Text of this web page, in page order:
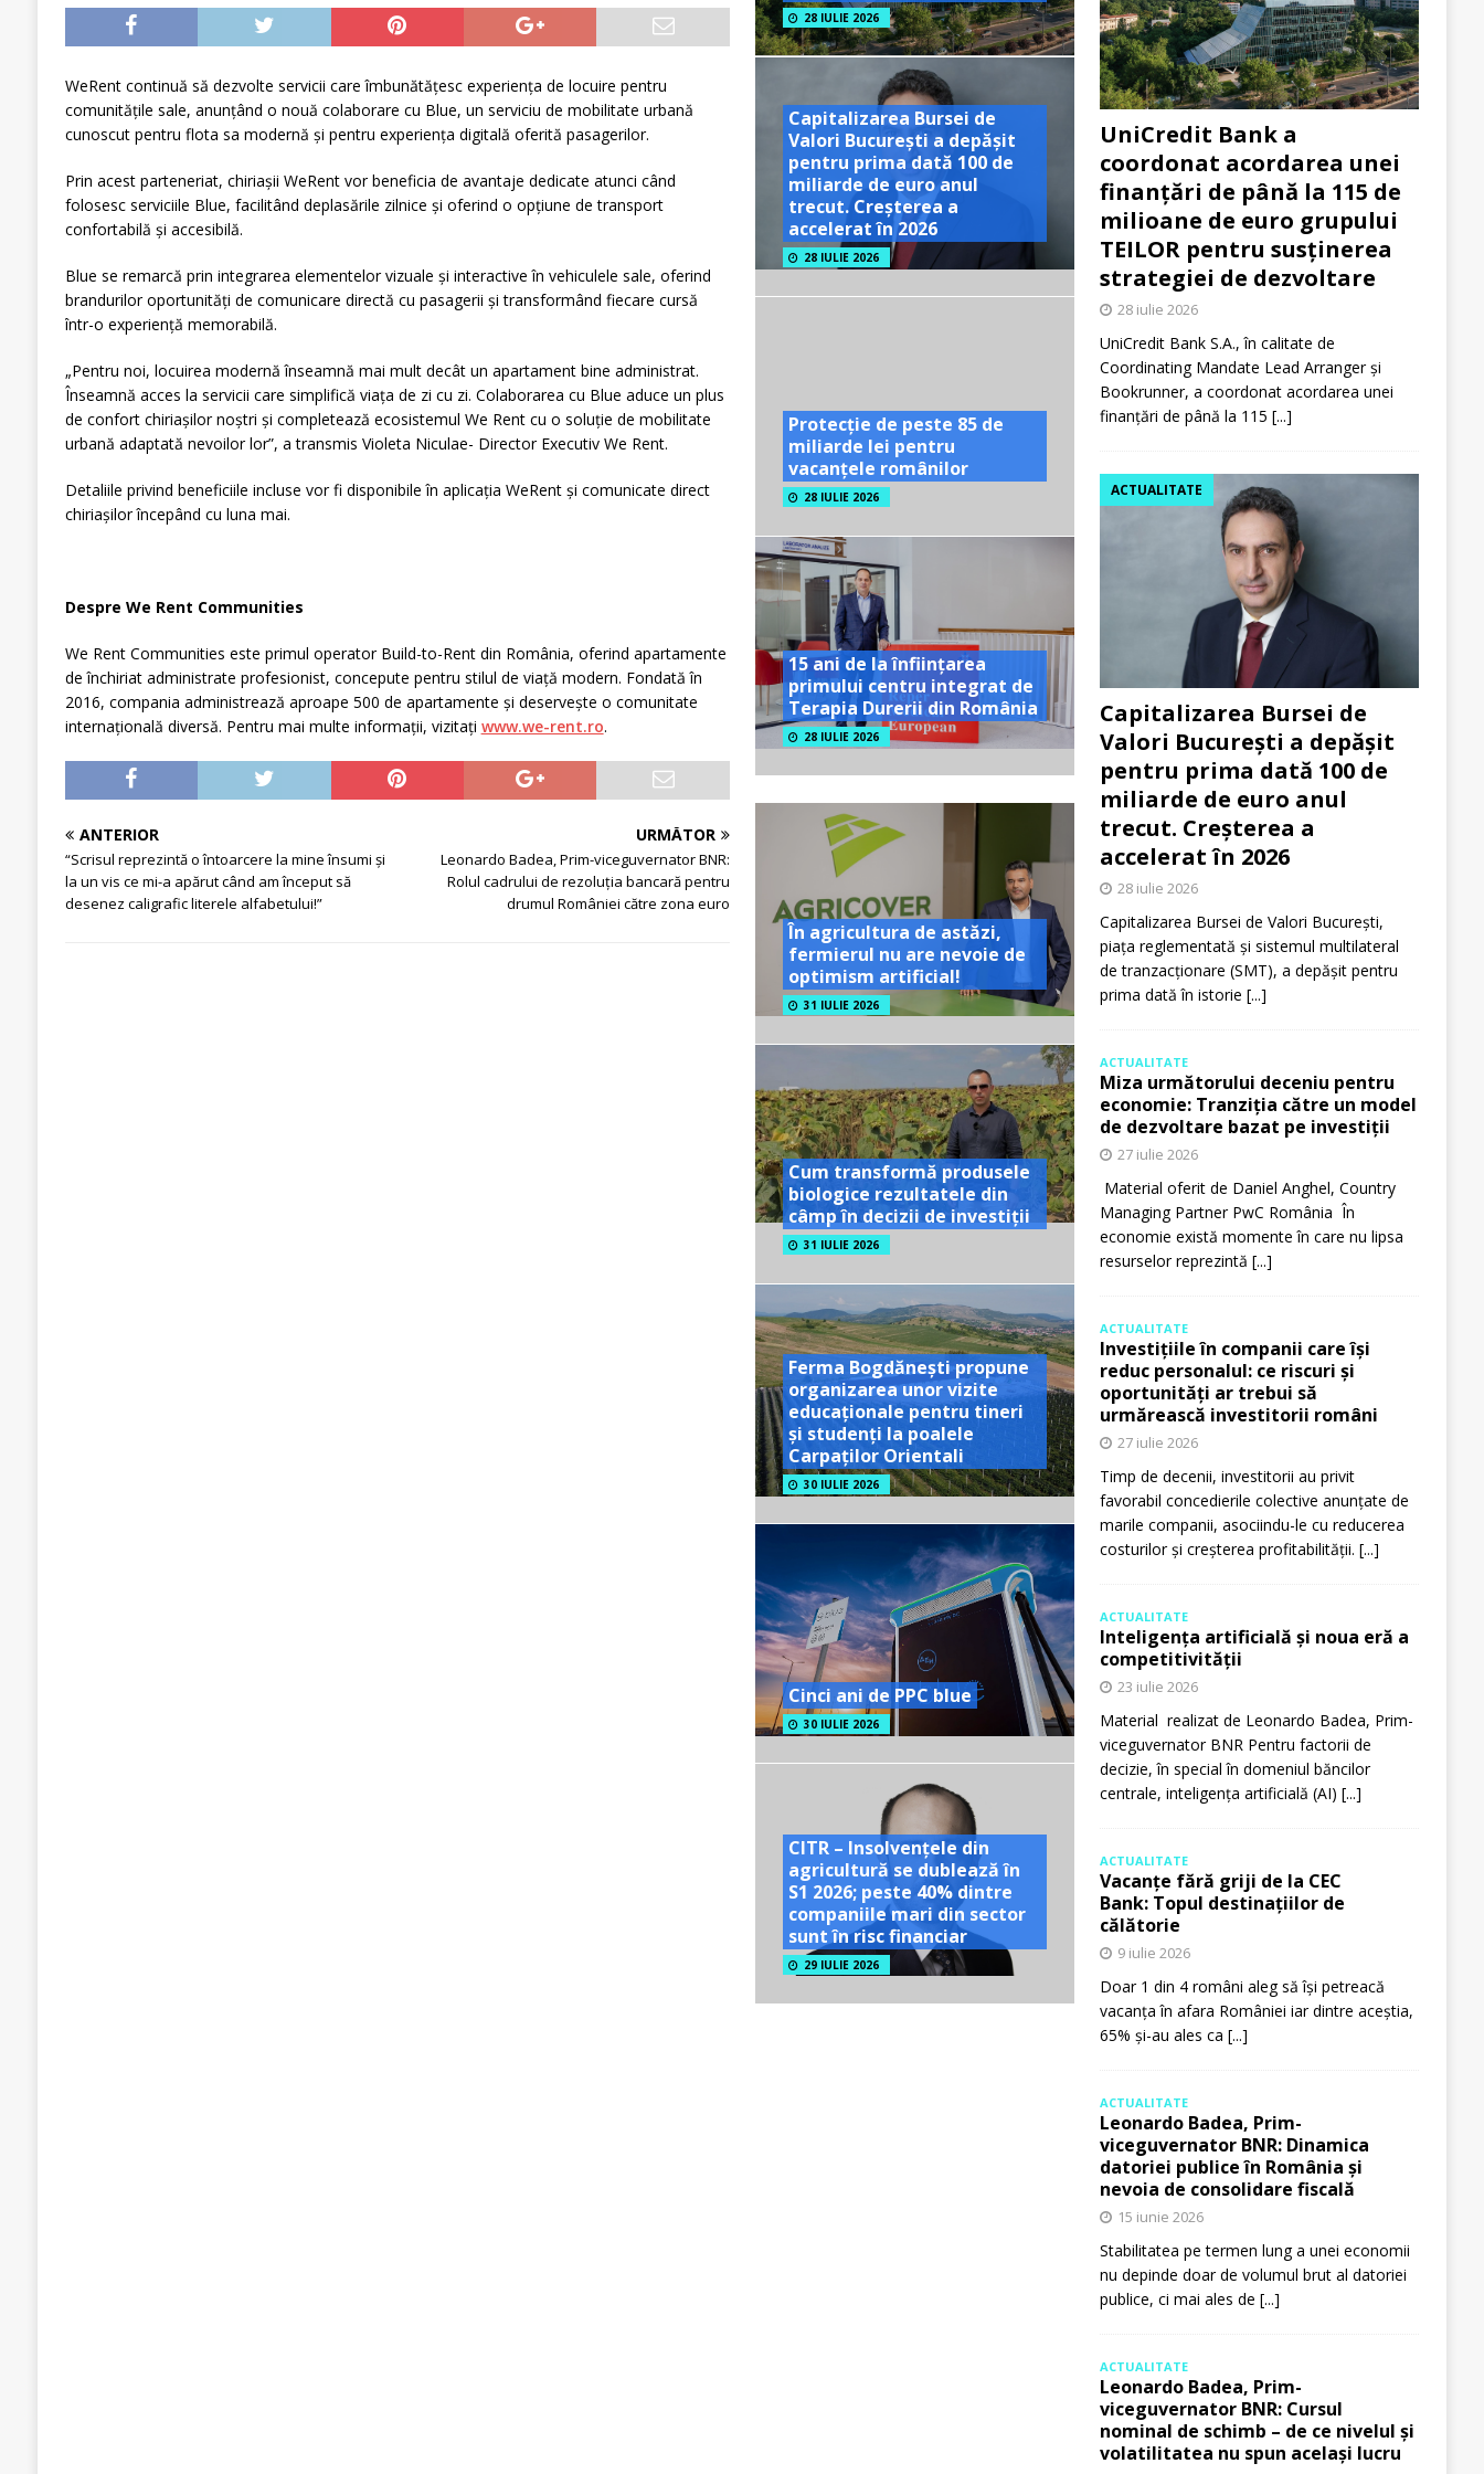
WeRent continuă să dezvolte servicii care îmbunătățesc experiența de locuire pentru
comunitățile sale, anunțând o nouă colaborare cu Blue, un serviciu de mobilitate urbană
cunoscut pentru flota sa modernă și pentru experiența digitală oferită pasagerilor.
Prin acest parteneriat, chiriașii WeRent vor beneficia de avantaje dedicate atunci când
folosesc serviciile Blue, facilitând deplasările zilnice și oferind o opțiune de transport
confortabilă și accesibilă.
Blue se remarcă prin integrarea elementelor vizuale și interactive în vehiculele sale, oferind
brandurilor oportunități de comunicare directă cu pasagerii și transformând fiecare cursă
într-o experiență memorabilă.
„Pentru noi, locuirea modernă înseamnă mai mult decât un apartament bine administrat.
Înseamnă acces la servicii care simplifică viața de zi cu zi. Colaborarea cu Blue aduce un plus
de confort chiriașilor noștri și completează ecosistemul We Rent cu o soluție de mobilitate
urbană adaptată nevoilor lor”, a transmis Violeta Niculae- Director Executiv We Rent.
Detaliile privind beneficiile incluse vor fi disponibile în aplicația WeRent și comunicate direct
chiriașilor începând cu luna mai.
Despre We Rent Communities
We Rent Communities este primul operator Build-to-Rent din România, oferind apartamente
de închiriat administrate profesionist, concepute pentru stilul de viață modern. Fondată în
2016, compania administrează aproape 500 de apartamente și deservește o comunitate
internațională diversă. Pentru mai multe informații, vizitați www.we-rent.ro.
ANTERIOR
“Scrisul reprezintă o întoarcere la mine însumi și
la un vis ce mi-a apărut când am început să
desenez caligrafic literele alfabetului!”
URMĂTOR
Leonardo Badea, Prim-viceguvernator BNR:
Rolul cadrului de rezoluția bancară pentru
drumul României către zona euro
28 IULIE 2026
Capitalizarea Bursei de
Valori București a depășit
pentru prima dată 100 de
miliarde de euro anul
trecut. Creșterea a
accelerat în 2026
28 IULIE 2026
Protecție de peste 85 de
miliarde lei pentru
vacanțele românilor
28 IULIE 2026
15 ani de la înființarea
primului centru integrat de
Terapia Durerii din România
28 IULIE 2026
În agricultura de astăzi,
fermierul nu are nevoie de
optimism artificial!
31 IULIE 2026
Cum transformă produsele
biologice rezultatele din
câmp în decizii de investiții
31 IULIE 2026
Ferma Bogdănești propune
organizarea unor vizite
educaționale pentru tineri
și studenți la poalele
Carpaților Orientali
30 IULIE 2026
Cinci ani de PPC blue
30 IULIE 2026
CITR – Insolvențele din
agricultură se dublează în
S1 2026; peste 40% dintre
companiile mari din sector
sunt în risc financiar
29 IULIE 2026
UniCredit Bank a
coordonat acordarea unei
finanțări de până la 115 de
milioane de euro grupului
TEILOR pentru susținerea
strategiei de dezvoltare
28 iulie 2026
UniCredit Bank S.A., în calitate de
Coordinating Mandate Lead Arranger și
Bookrunner, a coordonat acordarea unei
finanțări de până la 115 [...]
Capitalizarea Bursei de
Valori București a depășit
pentru prima dată 100 de
miliarde de euro anul
trecut. Creșterea a
accelerat în 2026
ACTUALITATE
28 iulie 2026
Capitalizarea Bursei de Valori București,
piața reglementată și sistemul multilateral
de tranzacționare (SMT), a depășit pentru
prima dată în istorie [...]
ACTUALITATE
Miza următorului deceniu pentru
economie: Tranziția către un model
de dezvoltare bazat pe investiții
27 iulie 2026
Material oferit de Daniel Anghel, Country
Managing Partner PwC România În
economie există momente în care nu lipsa
resurselor reprezintă [...]
ACTUALITATE
Investițiile în companii care își
reduc personalul: ce riscuri și
oportunități ar trebui să
urmărească investitorii români
27 iulie 2026
Timp de decenii, investitorii au privit
favorabil concedierile colective anunțate de
marile companii, asociindu-le cu reducerea
costurilor și creșterea profitabilității. [...]
ACTUALITATE
Inteligența artificială și noua eră a
competitivității
23 iulie 2026
Material realizat de Leonardo Badea, Prim-
viceguvernator BNR Pentru factorii de
decizie, în special în domeniul băncilor
centrale, inteligența artificială (AI) [...]
ACTUALITATE
Vacanțe fără griji de la CEC
Bank: Topul destinațiilor de
călătorie
9 iulie 2026
Doar 1 din 4 români aleg să își petreacă
vacanța în afara României iar dintre aceștia,
65% și-au ales ca [...]
ACTUALITATE
Leonardo Badea, Prim-
viceguvernator BNR: Dinamica
datoriei publice în România și
nevoia de consolidare fiscală
15 iunie 2026
Stabilitatea pe termen lung a unei economii
nu depinde doar de volumul brut al datoriei
publice, ci mai ales de [...]
ACTUALITATE
Leonardo Badea, Prim-
viceguvernator BNR: Cursul
nominal de schimb – de ce nivelul și
volatilitatea nu spun același lucru